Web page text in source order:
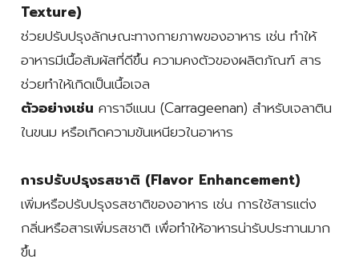
Texture)
ช่วยปรับปรุงลักษณะทางกายภาพของอาหาร เช่น ทำให้
อาหารมีเนื้อสัมผัสที่ดีขึ้น ความคงตัวของผลิตภัณฑ์ สาร
ช่วยทำให้เกิดเป็นเนื้อเจล
ตัวอย่างเช่น คาราจีแนน (Carrageenan) สำหรับเจลาติน
ในขนม หรือเกิดความข้นเหนียวในอาหาร
การปรับปรุงรสชาติ (Flavor Enhancement)
เพิ่มหรือปรับปรุงรสชาติของอาหาร เช่น การใช้สารแต่ง
กลิ่นหรือสารเพิ่มรสชาติ เพื่อทำให้อาหารน่ารับประทานมาก
ขึ้น